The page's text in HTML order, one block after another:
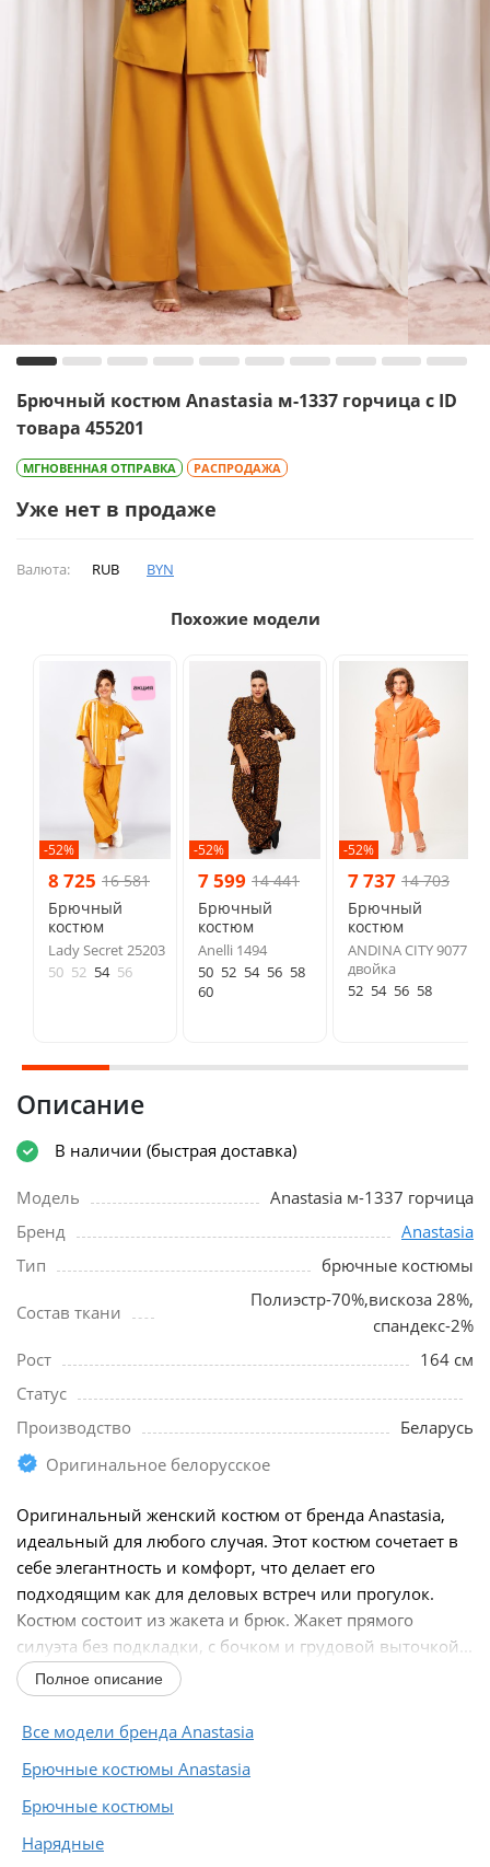
Брючный костюм Anastasia м-1337 горчица с ID
товара 455201
МГНОВЕННАЯ ОТПРАВКА РАСПРОДАЖА
Уже нет в продаже
Валюта: RUB BYN
Похожие модели
-52%
8 725 16 581
Брючный
костюм
Lady Secret 25203
50 52 54 56
-52%
7 599 14 441
Брючный
костюм
Anelli 1494
50 52 54 56 58
60
-52%
7 737 14 703
Брючный
костюм
ANDINA CITY 9077
двойка
52 54 56 58
Описание
В наличии (быстрая доставка)
Модель
Anastasia м-1337 горчица
Бренд
Anastasia
Тип
брючные костюмы
Состав ткани
Полиэстр-70%,вискоза 28%,
спандекс-2%
Рост
164 см
Статус
Производство
Беларусь
Оригинальное белорусское
Оригинальный женский костюм от бренда Anastasia,
идеальный для любого случая. Этот костюм сочетает в
себе элегантность и комфорт, что делает его
подходящим как для деловых встреч или прогулок.
Костюм состоит из жакета и брюк. Жакет прямого
силуэта без подкладки, с бочком и грудовой выточкой...
Полное описание
Все модели бренда Anastasia
Брючные костюмы Anastasia
Брючные костюмы
Нарядные